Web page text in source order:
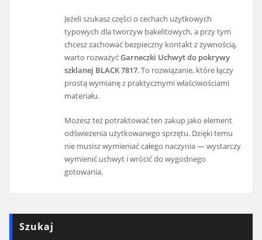
Jeżeli szukasz części o cechach użytkowych
typowych dla tworzyw bakelitowych, a przy tym
chcesz zachować bezpieczny kontakt z żywnością,
warto rozważyćGarneczki Uchwyt do pokrywy
szklanej BLACK 7817. To rozwiązanie, które łączy
prostą wymianę z praktycznymi właściwościami
materiału.
Możesz też potraktować ten zakup jako element
odświeżenia użytkowanego sprzętu. Dzięki temu
nie musisz wymieniać całego naczynia — wystarczy
wymienić uchwyt i wrócić do wygodnego
gotowania.
Szukaj